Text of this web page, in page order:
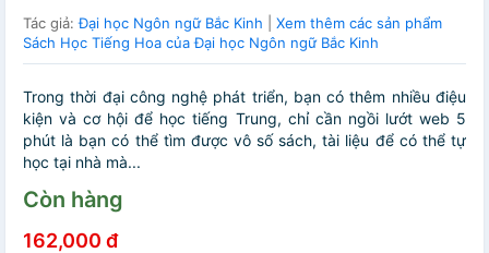
Tác giả:Đại học Ngôn ngữ Bắc Kinh
Xem thêm các sản phẩm
Sách Học Tiếng Hoa của Đại học Ngôn ngữ Bắc Kinh
Trong thời đại công nghệ phát triển, bạn có thêm nhiều điệu
kiện và cơ hội để học tiếng Trung, chỉ cần ngồi lướt web 5
phút là bạn có thể tìm được vô số sách, tài liệu để có thể tự
học tại nhà mà...
Còn hàng
162,000 đ